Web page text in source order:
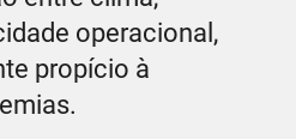
operacional,
propício à